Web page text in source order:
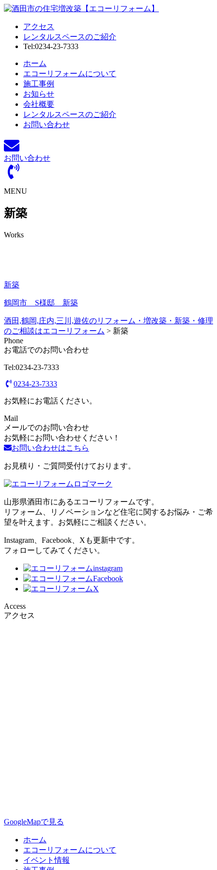
アクセス
レンタルスペースのご紹介
Tel:0234-23-7333
ホーム
エコーリフォームについて
施工事例
お知らせ
会社概要
レンタルスペースのご紹介
お問い合わせ
お問い合わせ
MENU
新築
Works
新築
鶴岡市 S様邸 新築
酒田,鶴岡,庄内,三川,遊佐のリフォーム・増改築・新築・修理
のご相談はエコーリフォーム > 新築
Phone
お電話でのお問い合わせ
Tel:0234-23-7333
0234-23-7333
お気軽にお電話ください。
Mail
メールでのお問い合わせ
お気軽にお問い合わせください！
お問い合わせはこちら
お見積り・ご質問受付けております。
山形県酒田市にあるエコーリフォームです。
リフォーム、リノベーションなど住宅に関するお悩み・ご希
望を叶えます。お気軽にご相談ください。
Instagram、Facebook、Xも更新中です。
フォローしてみてください。
Access
アクセス
GoogleMapで見る
ホーム
エコーリフォームについて
イベント情報